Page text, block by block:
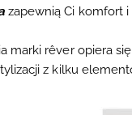
zapewnią Ci komfort
marki rêveropiera się
z kilku